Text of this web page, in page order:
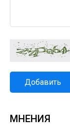
Добавить
МНЕНИЯ